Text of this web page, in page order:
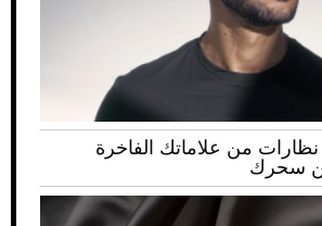
أناقة لا تُقاوم: 5 نظارات من علاماتك الفاخرة
من سحرك